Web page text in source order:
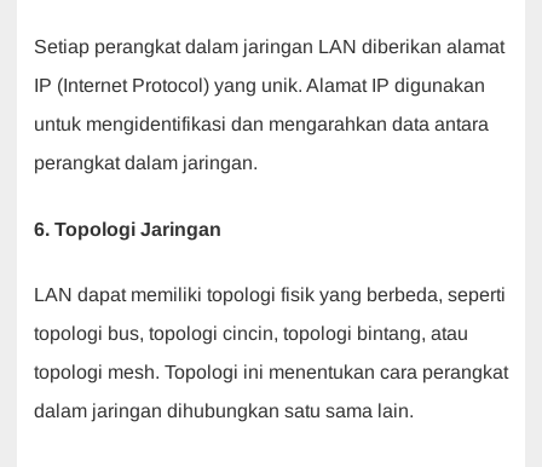
Setiap perangkat dalam jaringan LAN diberikan alamat
IP (Internet Protocol) yang unik. Alamat IP digunakan
untuk mengidentifikasi dan mengarahkan data antara
perangkat dalam jaringan.
6. Topologi Jaringan
LAN dapat memiliki topologi fisik yang berbeda, seperti
topologi bus, topologi cincin, topologi bintang, atau
topologi mesh. Topologi ini menentukan cara perangkat
dalam jaringan dihubungkan satu sama lain.